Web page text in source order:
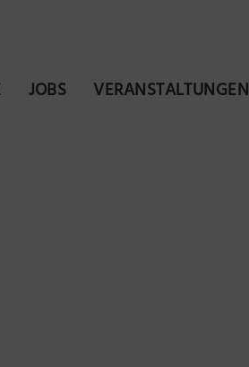
JOBS VERANSTALTUNGEN